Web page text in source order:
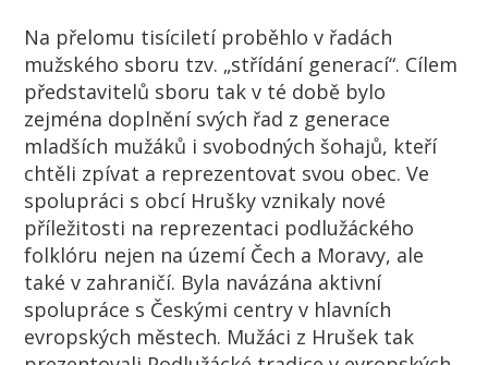
Na přelomu tisíciletí proběhlo v řadách
mužského sboru tzv. „střídání generací“. Cílem
představitelů sboru tak v té době bylo
zejména doplnění svých řad z generace
mladších mužáků i svobodných šohajů, kteří
chtěli zpívat a reprezentovat svou obec. Ve
spolupráci s obcí Hrušky vznikaly nové
příležitosti na reprezentaci podlužáckého
folklóru nejen na území Čech a Moravy, ale
také v zahraničí. Byla navázána aktivní
spolupráce s Českými centry v hlavních
evropských městech. Mužáci z Hrušek tak